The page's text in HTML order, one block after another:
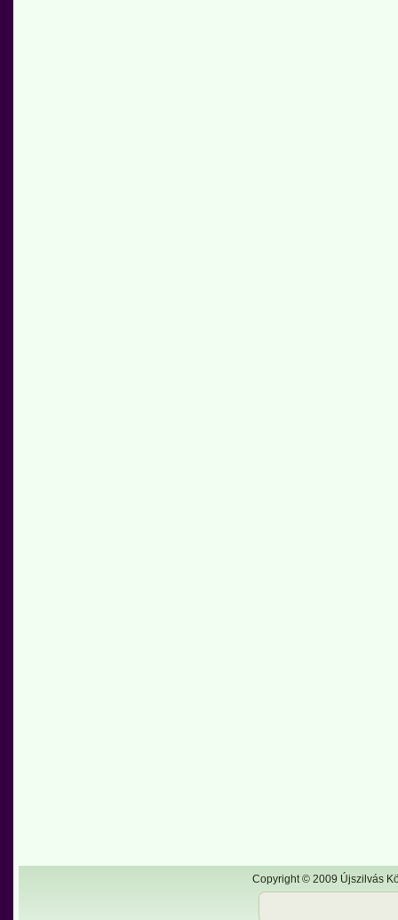
Copyright © 2009 Újszilvás